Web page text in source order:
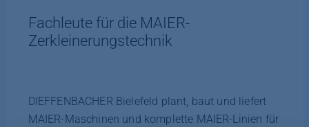
Fachleute für die MAIER-
Zerkleinerungstechnik
DIEFFENBACHER Bielefeld plant, baut und liefert
MAIER-Maschinen und komplette MAIER-Linien für